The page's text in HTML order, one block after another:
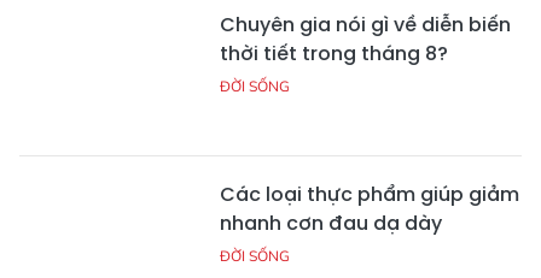
Chuyên gia nói gì về diễn biến
thời tiết trong tháng 8?
ĐỜI SỐNG
Các loại thực phẩm giúp giảm
nhanh cơn đau dạ dày
ĐỜI SỐNG